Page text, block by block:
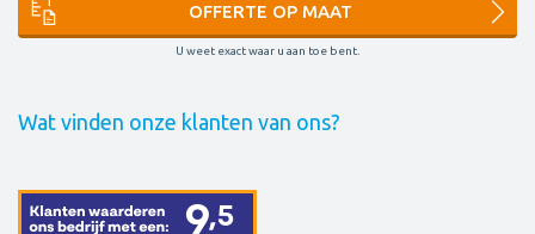
OFFERTE OP MAAT
U weet exact waar u aan toe bent.
Wat vinden onze klanten van ons?